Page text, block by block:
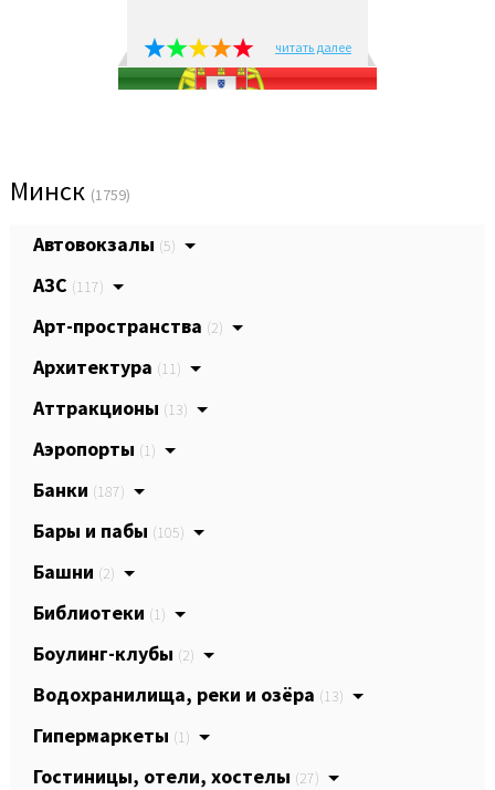
читать далее
Минск (1759)
Автовокзалы (5)
АЗС (117)
Арт-пространства (2)
Архитектура (11)
Аттракционы (13)
Аэропорты (1)
Банки (187)
Бары и пабы (105)
Башни (2)
Библиотеки (1)
Боулинг-клубы (2)
Водохранилища, реки и озёра (13)
Гипермаркеты (1)
Гостиницы, отели, хостелы (27)